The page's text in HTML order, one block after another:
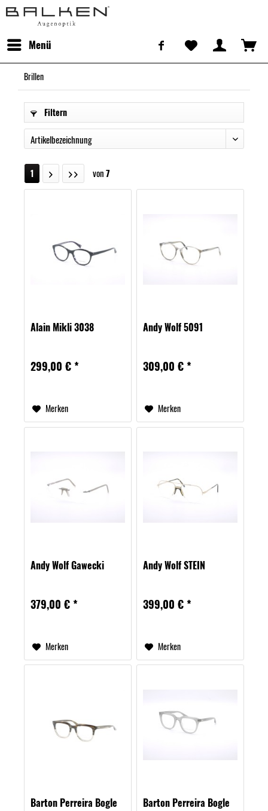
Menü
Brillen
Filtern
1 von7
Alain Mikli 3038
299,00 € *
Merken
Andy Wolf 5091
309,00 € *
Merken
Andy Wolf Gawecki
379,00 € *
Merken
Andy Wolf STEIN
399,00 € *
Merken
Barton Perreira Bogle Barton Perreira Bogle